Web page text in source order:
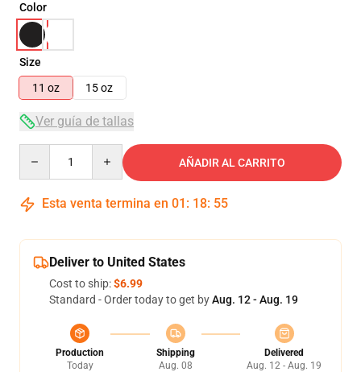
Color
Size
11 oz
15 oz
Ver guía de tallas
AÑADIR AL CARRITO
Esta venta termina en 01 : 18: 54
Deliver to United States
Cost to ship:$6.99
Standard - Order today to get byAug. 12 - Aug. 19
Production
Today
Shipping
Aug. 08
Delivered
Aug. 12 - Aug. 19